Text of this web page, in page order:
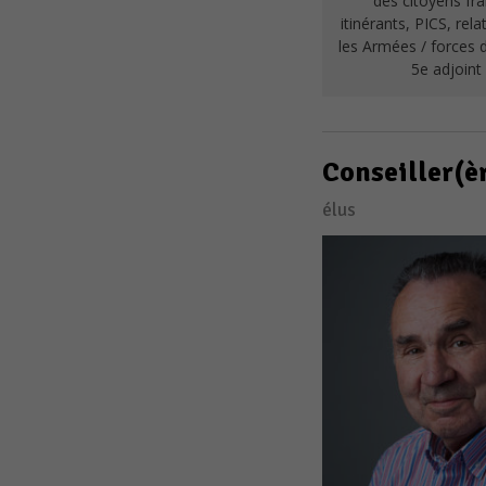
itinérants, PICS,
les Armées / forces
5e adjoint
élus